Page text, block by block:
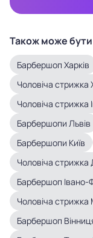
Також може бути
Барбершоп Харків
Чоловіча стрижка
Чоловіча стрижка
Барбершопи Львів
Барбершопи Київ
Чоловіча стрижка
Барбершоп Івано-
Чоловіча стрижка
Барбершоп